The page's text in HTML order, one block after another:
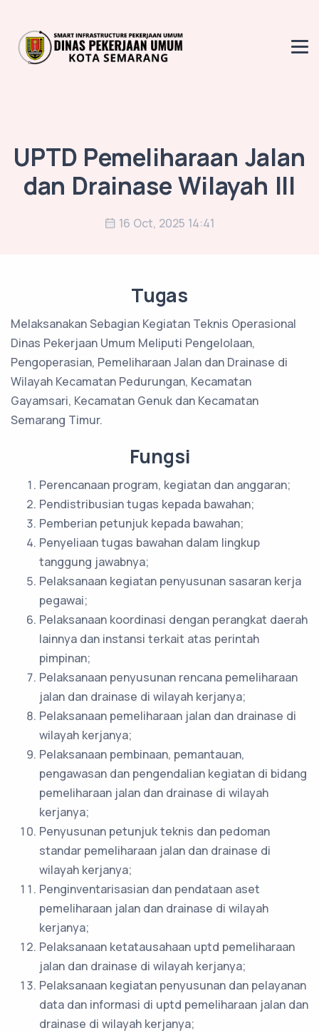
UPTD Pemeliharaan Jalan
dan Drainase Wilayah III
16 Oct, 2025 14:41
Tugas
Melaksanakan Sebagian Kegiatan Teknis Operasional
Dinas Pekerjaan Umum Meliputi Pengelolaan,
Pengoperasian, Pemeliharaan Jalan dan Drainase di
Wilayah Kecamatan Pedurungan, Kecamatan
Gayamsari, Kecamatan Genuk dan Kecamatan
Semarang Timur.
Fungsi
Perencanaan program, kegiatan dan anggaran;
Pendistribusian tugas kepada bawahan;
Pemberian petunjuk kepada bawahan;
Penyeliaan tugas bawahan dalam lingkup
tanggung jawabnya;
Pelaksanaan kegiatan penyusunan sasaran kerja
pegawai;
Pelaksanaan koordinasi dengan perangkat daerah
lainnya dan instansi terkait atas perintah
pimpinan;
Pelaksanaan penyusunan rencana pemeliharaan
jalan dan drainase di wilayah kerjanya;
Pelaksanaan pemeliharaan jalan dan drainase di
wilayah kerjanya;
Pelaksanaan pembinaan, pemantauan,
pengawasan dan pengendalian kegiatan di bidang
pemeliharaan jalan dan drainase di wilayah
kerjanya;
Penyusunan petunjuk teknis dan pedoman
standar pemeliharaan jalan dan drainase di
wilayah kerjanya;
Penginventarisasian dan pendataan aset
pemeliharaan jalan dan drainase di wilayah
kerjanya;
Pelaksanaan ketatausahaan uptd pemeliharaan
jalan dan drainase di wilayah kerjanya;
Pelaksanaan kegiatan penyusunan dan pelayanan
data dan informasi di uptd pemeliharaan jalan dan
drainase di wilayah kerjanya;